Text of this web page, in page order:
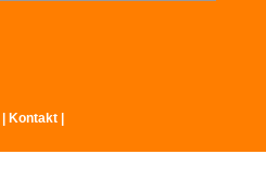
Kontakt